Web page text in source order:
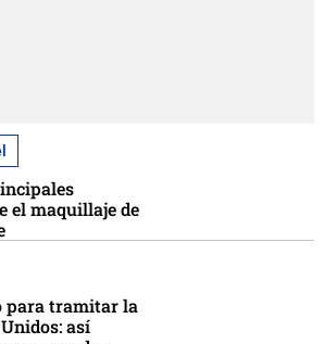
el maquillaje de
para tramitar la
así